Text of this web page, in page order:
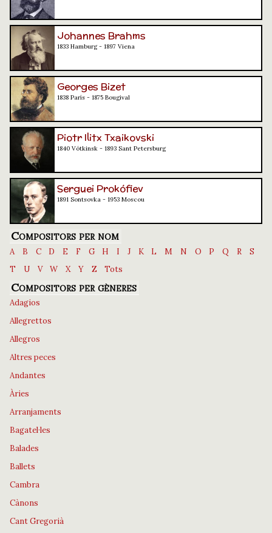
Johannes Brahms
1833 Hamburg - 1897 Viena
Georges Bizet
1838 París - 1875 Bougival
Piotr Ilitx Txaikovski
1840 Vótkinsk - 1893 Sant Petersburg
Serguei Prokófiev
1891 Sontsovka - 1953 Moscou
Compositors per nom
A B C D E F G H I J K L M N O P Q R
S
T
U V W X Y Z Tots
Compositors per gèneres
Adagios
Allegrettos
Allegros
Altres peces
Andantes
Àries
Arranjaments
Bagatel·les
Balades
Ballets
Cambra
Cànons
Cant Gregorià